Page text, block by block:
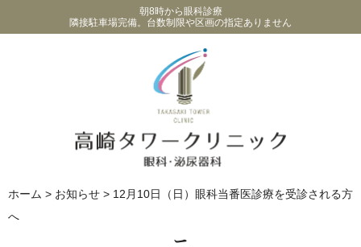
朝8時から眼科診療
隣接駐車場完備。台数制限や区画の指定ありません
ホーム > お知らせ > 12月10日（日）眼科当番医診療を受診される方
へ